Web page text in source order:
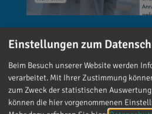
Reinhard Brandl
🚨 Neues EU-Gesetz seit
sofort gelten neue
Einstellungen zum
Beim Besuch unserer Website werden
verarbeitet. Mit Ihrer Zustimmung
zum Zweck der statistischen
können die hier vorgenommenen